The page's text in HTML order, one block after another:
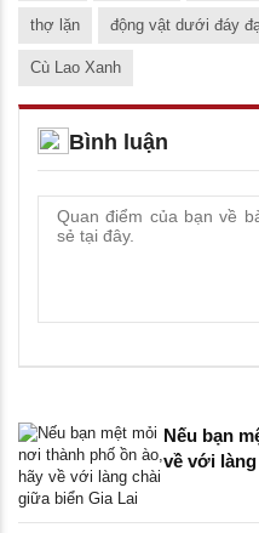
thợ lặn động vật dưới đáy
Cù Lao Xanh
Bình luận
Nếu bạn
về với